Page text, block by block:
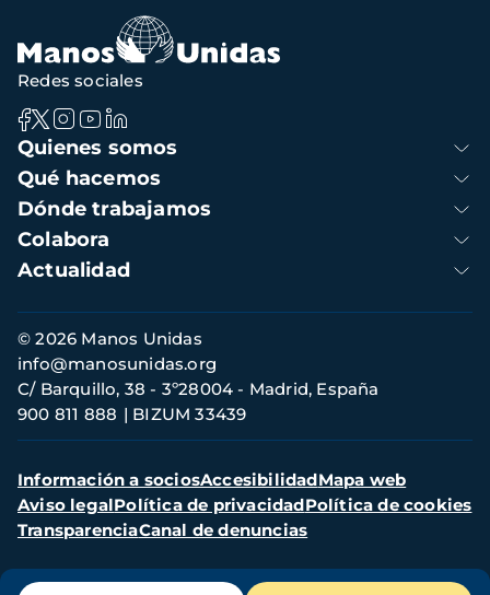
navegación
Navegación
principal
Quienes somos
Qué hacemos
Dónde trabajamos
Colabora
Actualidad
Redes sociales
Información
de
contacto
© 2026 Manos Unidas
C/ Barquillo, 38 - 3º28004 - Madrid, España
900 811 888
BIZUM 33439
info@manosunidas.org
Menú
secundario
Información a sociosAccesibilidadMapa web
Aviso legalPolítica de privacidadPolítica de cookies
TransparenciaCanal de denuncias